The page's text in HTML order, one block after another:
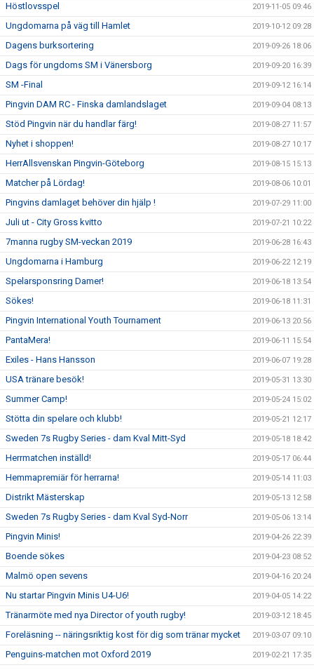
Höstlovsspel 2019-11-05 09:46
Ungdomarna på väg till Hamlet 2019-10-12 09:28
Dagens burksortering 2019-09-26 18:06
Dags för ungdoms SM i Vänersborg 2019-09-20 16:39
SM -Final 2019-09-12 16:14
Pingvin DAM RC - Finska damlandslaget 2019-09-04 08:13
Stöd Pingvin när du handlar färg! 2019-08-27 11:57
Nyhet i shoppen! 2019-08-27 10:17
HerrAllsvenskan Pingvin-Göteborg 2019-08-15 15:13
Matcher på Lördag! 2019-08-06 10:01
Pingvins damlaget behöver din hjälp ! 2019-07-29 11:00
Juli ut - City Gross kvitto 2019-07-21 10:22
7manna rugby SM-veckan 2019 2019-06-28 16:43
Ungdomarna i Hamburg 2019-06-22 12:19
Spelarsponsring Damer! 2019-06-18 13:54
Sökes! 2019-06-18 11:31
Pingvin International Youth Tournament 2019-06-13 20:56
PantaMera! 2019-06-11 15:54
Exiles - Hans Hansson 2019-06-07 19:28
USA tränare besök! 2019-05-31 13:30
Summer Camp! 2019-05-24 15:02
Stötta din spelare och klubb! 2019-05-21 12:17
Sweden 7s Rugby Series - dam Kval Mitt-Syd 2019-05-18 18:42
Herrmatchen inställd! 2019-05-17 06:44
Hemmapremiär för herrarna! 2019-05-14 11:03
Distrikt Mästerskap 2019-05-13 12:58
Sweden 7s Rugby Series - dam Kval Syd-Norr 2019-05-06 13:14
Pingvin Minis! 2019-04-26 22:39
Boende sökes 2019-04-23 08:52
Malmö open sevens 2019-04-16 20:24
Nu startar Pingvin Minis U4-U6! 2019-04-05 14:22
Tränarmöte med nya Director of youth rugby! 2019-03-12 18:45
Foreläsning -- näringsriktig kost för dig som tränar mycket 2019-03-07 09:10
Penguins-matchen mot Oxford 2019 2019-02-21 17:35